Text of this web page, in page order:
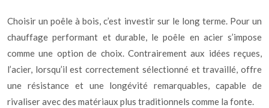
Choisir un poêle à bois, c’est investir sur le long terme. Pour un
chauffage performant et durable, le poêle en acier s’impose
comme une option de choix. Contrairement aux idées reçues,
l’acier, lorsqu’il est correctement sélectionné et travaillé, offre
une résistance et une longévité remarquables, capable de
rivaliser avec des matériaux plus traditionnels comme la fonte.